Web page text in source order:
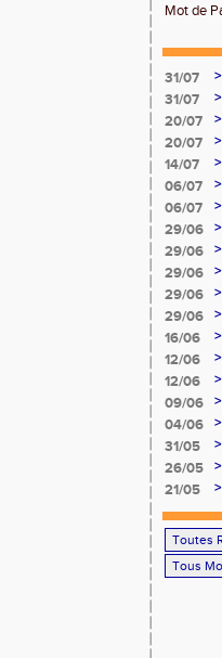
Mot de
31/07 >
31/07
>
20/07 >
20/07 >
14/07
>
06/07
>
06/07
>
29/06
>
29/06 >
29/06 >
29/06
>
29/06
>
16/06
>
12/06
>
12/06 >
09/06
>
04/06
>
31/05 >
26/05
>
21/05 >